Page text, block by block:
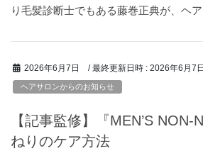
り毛髪診断士でもある藤巻正典が、ヘ
2026年6月7日 / 最終更新日時 : 2026年6月7日
ヘアサロンからのお知らせ
【記事監修】『MEN’S NON-
ねりのケア方法